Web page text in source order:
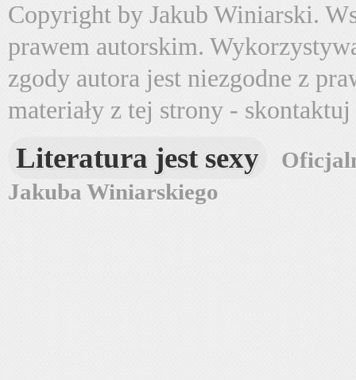
Copyright by Jakub Winiarski.
prawem autorskim.
zgody autora jest niezgodne z
materiały z tej strony -
Literatura jest sexy
Jakuba Winiarskiego